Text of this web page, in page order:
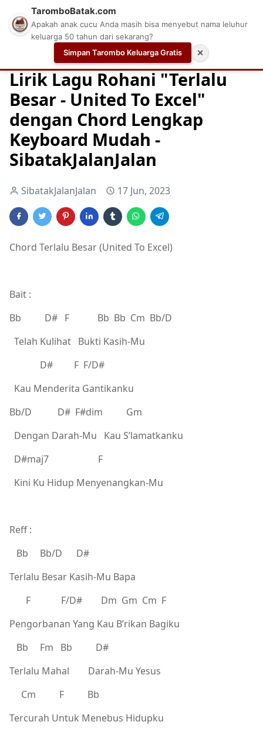
Chord Chord Gitar Lagu Rohani Chord Gitar
Lirik Lagu Rohani "Terlalu
Besar - United To Excel"
dengan Chord Lengkap
Keyboard Mudah -
SibatakJalanJalan
SibatakJalanJalan 17 Jun, 2023
Chord Terlalu Besar (United To Excel)
Bait :
Bb D# F Bb Bb Cm Bb/D
Telah Kulihat Bukti Kasih-Mu
D# F F/D#
Kau Menderita Gantikanku
Bb/D D# F#dim Gm
Dengan Darah-Mu Kau S’lamatkanku
D#maj7 F
Kini Ku Hidup Menyenangkan-Mu
Reff :
Bb Bb/D D#
Terlalu Besar Kasih-Mu Bapa
F F/D# Dm Gm Cm F
Pengorbanan Yang Kau B’rikan Bagiku
Bb Fm Bb D#
Terlalu Mahal Darah-Mu Yesus
Cm F Bb
Tercurah Untuk Menebus Hidupku
TaromboBatak.com
Apakah anak cucu Anda masih bisa menyebut nama leluhur
keluarga 50 tahun dari sekarang?
Simpan Tarombo Keluarga Gratis
✕